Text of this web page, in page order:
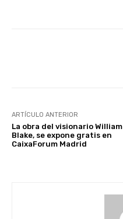
ARTÍCULO ANTERIOR
La obra del visionario William
Blake, se expone gratis en
CaixaForum Madrid